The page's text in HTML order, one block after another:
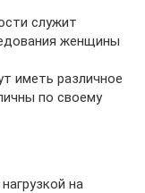
служит
женщины
иметь различное
по своему
на